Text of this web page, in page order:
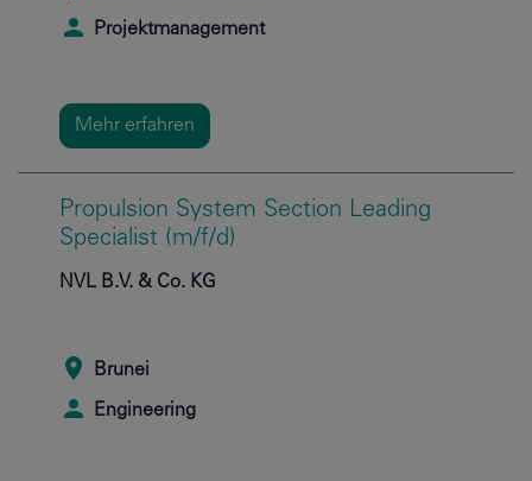
Projektmanagement
Mehr erfahren
Propulsion System Section Leading
Specialist (m/f/d)
NVL B.V. & Co. KG
Brunei
Engineering